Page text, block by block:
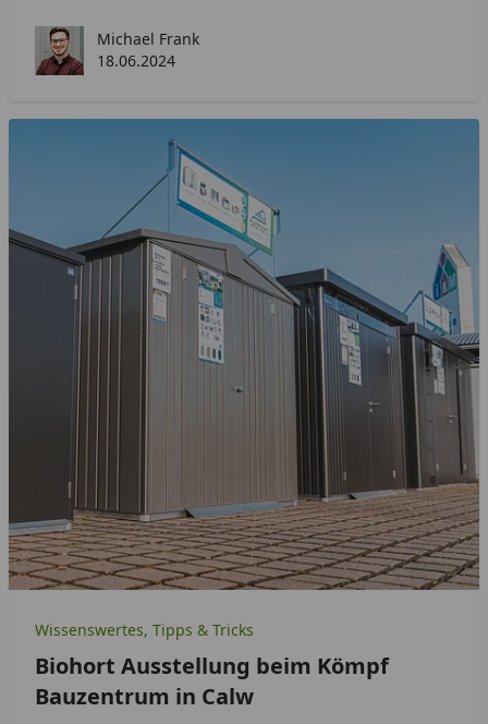
Michael Frank
18.06.2024
Wissenswertes, Tipps & Tricks
Biohort Ausstellung beim Kömpf
Bauzentrum in Calw